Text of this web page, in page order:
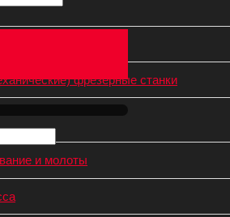
ЧПУ
фрезерные станки
и молоты